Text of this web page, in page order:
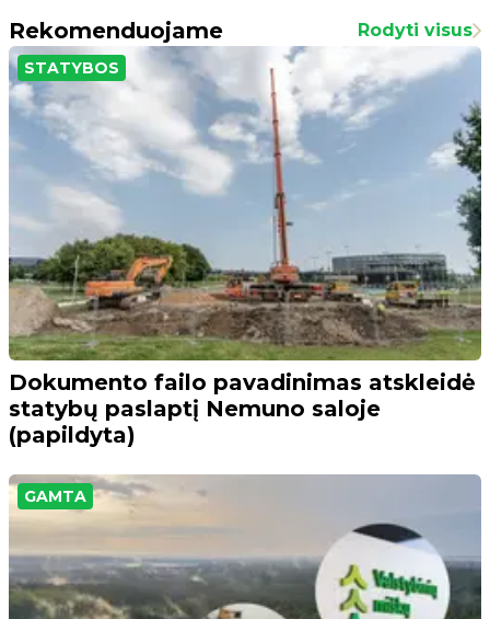
Rekomenduojame Rodyti visus
STATYBOS
Dokumento failo pavadinimas atskleidė
statybų paslaptį Nemuno saloje
(papildyta)
GAMTA